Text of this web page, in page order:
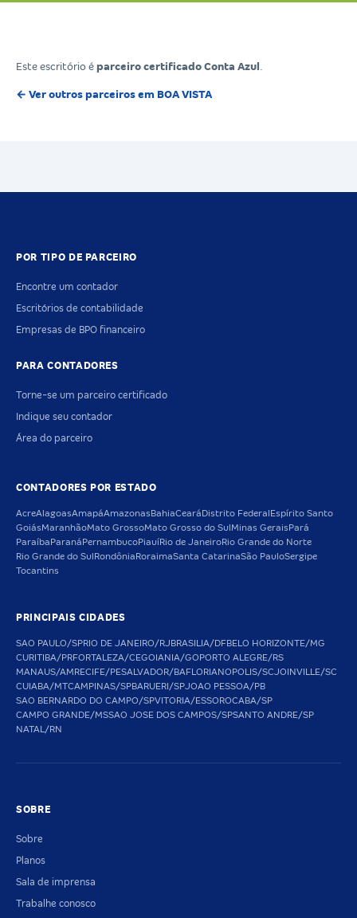
Este escritório é parceiro certificado Conta Azul
← Ver outros parceiros em BOA VISTA
POR TIPO DE PARCEIRO
Encontre um contador
Escritórios de contabilidade
Empresas de BPO financeiro
PARA CONTADORES
Torne-se um parceiro certificado
Indique seu contador
Área do parceiro
CONTADORES POR ESTADO
AcreAlagoasAmapáAmazonas BahiaCeará Distrito Federal Espírito Santo
GoiásMaranhãoMato GrossoMato Grosso do Sul Minas Gerais Pará
Paraíba Paraná PernambucoPiauíRio de JaneiroRio Grande do Norte
Rio Grande do Sul Rondônia RoraimaSanta CatarinaSão PauloSergipe
Tocantins
PRINCIPAIS CIDADES
SAO PAULO/SPRIO DE JANEIRO/RJBRASILIA/DFBELO HORIZONTE/MG
CURITIBA/PRFORTALEZA/CEGOIANIA/GOPORTO ALEGRE/RS
MANAUS/AMRECIFE/PESALVADOR/BAFLORIANOPOLIS/SCJOINVILLE/SC
CUIABA/MTCAMPINAS/SPBARUERI/SPJOAO PESSOA/PB
SAO BERNARDO DO CAMPO/SPVITORIA/ESSOROCABA/SP
CAMPO GRANDE/MSSAO JOSE DOS CAMPOS/SPSANTO ANDRE/SP
NATAL/RN
SOBRE
Sobre
Planos
Sala de imprensa
Trabalhe conosco